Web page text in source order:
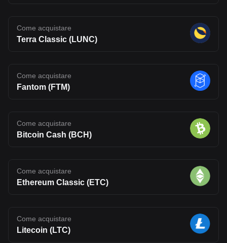
Come acquistare
Terra Classic (LUNC)
Come acquistare
Fantom (FTM)
Come acquistare
Bitcoin Cash (BCH)
Come acquistare
Ethereum Classic (ETC)
Come acquistare
Litecoin (LTC)